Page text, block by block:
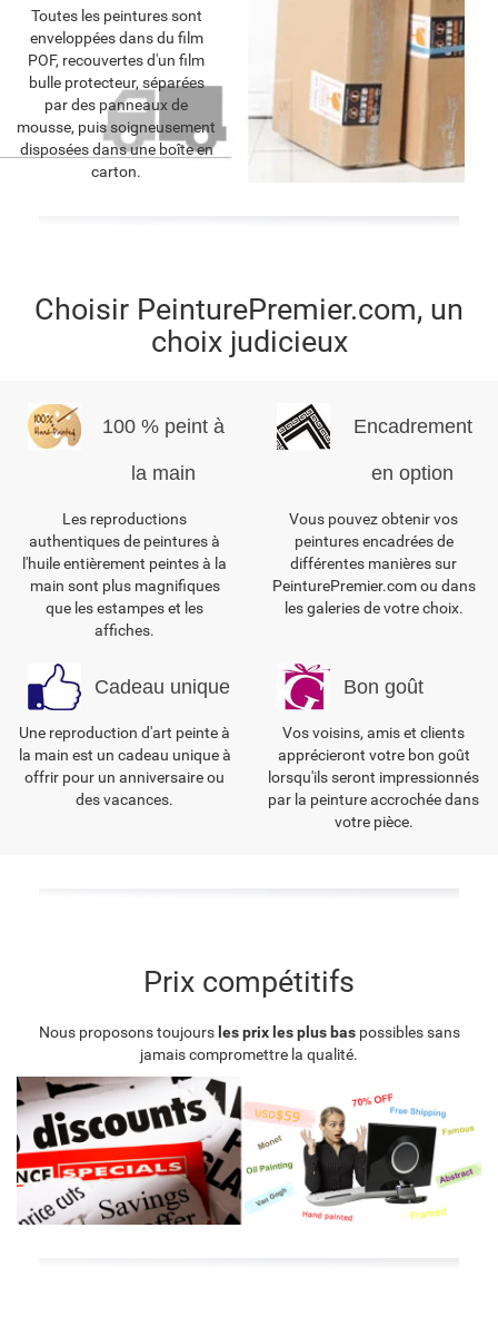
Toutes les peintures sont
enveloppées dans du film
POF, recouvertes d'un film
bulle protecteur, séparées
par des panneaux de
mousse, puis soigneusement
disposées dans une boîte en
carton.
Choisir PeinturePremier.com, un
choix judicieux
100 % peint à
la main
Les reproductions
authentiques de peintures à
l'huile entièrement peintes à la
main sont plus magnifiques
que les estampes et les
affiches.
Encadrement
en option
Vous pouvez obtenir vos
peintures encadrées de
différentes manières sur
PeinturePremier.com ou dans
les galeries de votre choix.
Cadeau unique
Une reproduction d'art peinte à
la main est un cadeau unique à
offrir pour un anniversaire ou
des vacances.
Bon goût
Vos voisins, amis et clients
apprécieront votre bon goût
lorsqu'ils seront impressionnés
par la peinture accrochée dans
votre pièce.
Prix compétitifs
Nous proposons toujours les prix les plus baspossibles sans
jamais compromettre la qualité.